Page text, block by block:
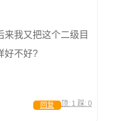
我又把这个二级目
好不好?
顶: 1 踩: 0
回复